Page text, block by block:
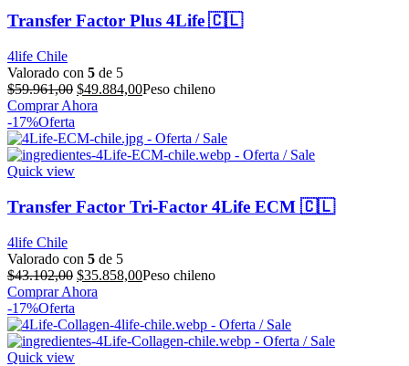
Transfer Factor Plus 4Life 🇨🇱
4life Chile
Valorado con 5 de 5
$59.961,00 El
precio
era:
$59.961,00.
$49.884,00El
es:
$49.884,00.
Peso chileno
Comprar Ahora
-17%Oferta
Quick view
Transfer Factor Tri-Factor 4Life ECM 🇨🇱
4life Chile
Valorado con 5 de 5
$43.102,00 El
precio
era:
$43.102,00.
$35.858,00El
es:
$35.858,00.
Peso chileno
Comprar Ahora
-17%Oferta
Quick view